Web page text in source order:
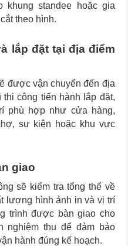
khung standee hoặc gia
theo hình.
lắp đặt tại địa điểm
được vận chuyển đến địa
công tiến hành lắp đặt,
phù hợp như cửa hàng,
sự kiện hoặc khu vực
giao
sẽ kiểm tra tổng thể về
lượng hình ảnh in và vị trí
trình được bàn giao cho
nghiệm thu để đảm bảo
hành đúng kế hoạch.